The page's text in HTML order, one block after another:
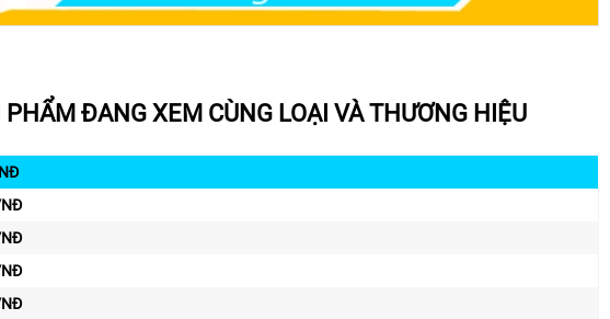
ĐANG XEM CÙNG LOẠI VÀ THƯƠNG HIỆU